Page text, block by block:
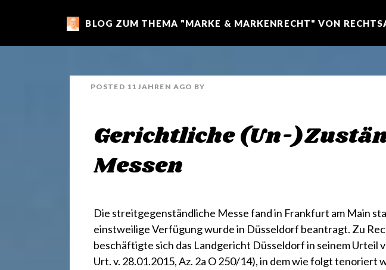
m
a
BLOG ZUM THEMA "MARKE & MARKENRECHT" VON
POSTED 11 JAHREN AGO BY
Gerichtliche (Un-
Messen
Die streitgegenständliche Messe fand in Frankfurt am Main
einstweilige Verfügung wurde in Düsseldorf beantragt. Zu
beschäftigte sich das Landgericht Düsseldorf in seinem Urteil
Urt. v. 28.01.2015, Az. 2a O 250/14), in dem wie folgt tenoriert